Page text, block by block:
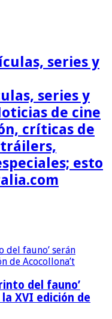
series y
de cine
críticas de
esto
del fauno’
XVI edición de